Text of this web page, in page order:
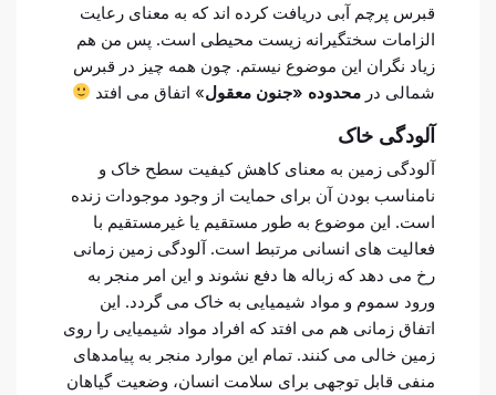
قبرس پرچم آبی دریافت کرده اند که به معنای رعایت
الزامات سختگیرانه زیست محیطی است. پس من هم
زیاد نگران این موضوع نیستم. چون همه چیز در قبرس
شمالی در محدوده «جنون معقول» اتفاق می افتد
آلودگی خاک
آلودگی زمین به معنای کاهش کیفیت سطح خاک و
نامناسب بودن آن برای حمایت از وجود موجودات زنده
است. این موضوع به طور مستقیم یا غیرمستقیم با
فعالیت های انسانی مرتبط است. آلودگی زمین زمانی
رخ می دهد که زباله ها دفع نشوند و این امر منجر به
ورود سموم و مواد شیمیایی به خاک می گردد. این
اتفاق زمانی هم می افتد که افراد مواد شیمیایی را روی
زمین خالی می کنند. تمام این موارد منجر به پیامدهای
منفی قابل توجهی برای سلامت انسان، وضعیت گیاهان